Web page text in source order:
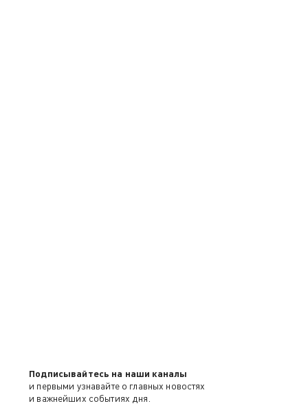
Подписывайтесь на наши каналы
и первыми узнавайте о главных новостях
и важнейших событиях дня.